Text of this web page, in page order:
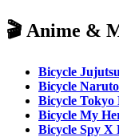
🎬 Anime &
Bicycle
Bicycle Naruto
Bicycle Tokyo
Bicycle My
Bicycle Spy X